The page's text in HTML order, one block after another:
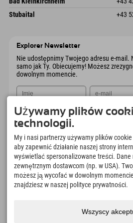
6441 Umhausen
Austria
Dorfstraße 24
Stubaital +43
Explorer Newsletter
Nie udostępnimy Twojego adresu e-mail.
samo jak Ty. Obiecujemy! Możesz
dowolnym momencie.
Explorer App
Prześlij swoje #ExplorerMoments, My
Explorer To Go z przeglądem rezerwacji,
marzeń, przeglądem restauracji i wieloma
Używamy plików
technologii.
My i nasi partnerzy używamy plików
aby zapewnić działanie naszej strony
wyświetlać spersonalizowane treści.
zewnętrznym dostawcom (np. w USA).
możesz ją wycofać w dowolnym
znajdziesz w naszej polityce prywatności.
Wszyscy